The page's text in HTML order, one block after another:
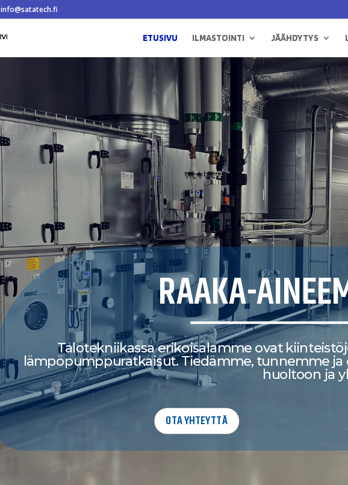
info@satatech.fi
ETUSIVU ILMASTOINTI JÄÄHDYTYS
RAAKA-
Talotekniikassa erikoisalamme ovat
lämpöpumppuratkaisut. Tiedämme, tunnemme
huoltoon ja
OTA YHTEYTTÄ